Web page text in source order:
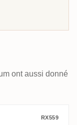
ont aussi donné
RX559